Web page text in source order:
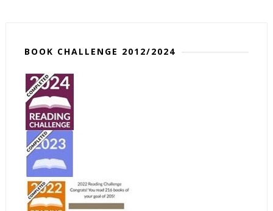
BOOK CHALLENGE 2012/2024